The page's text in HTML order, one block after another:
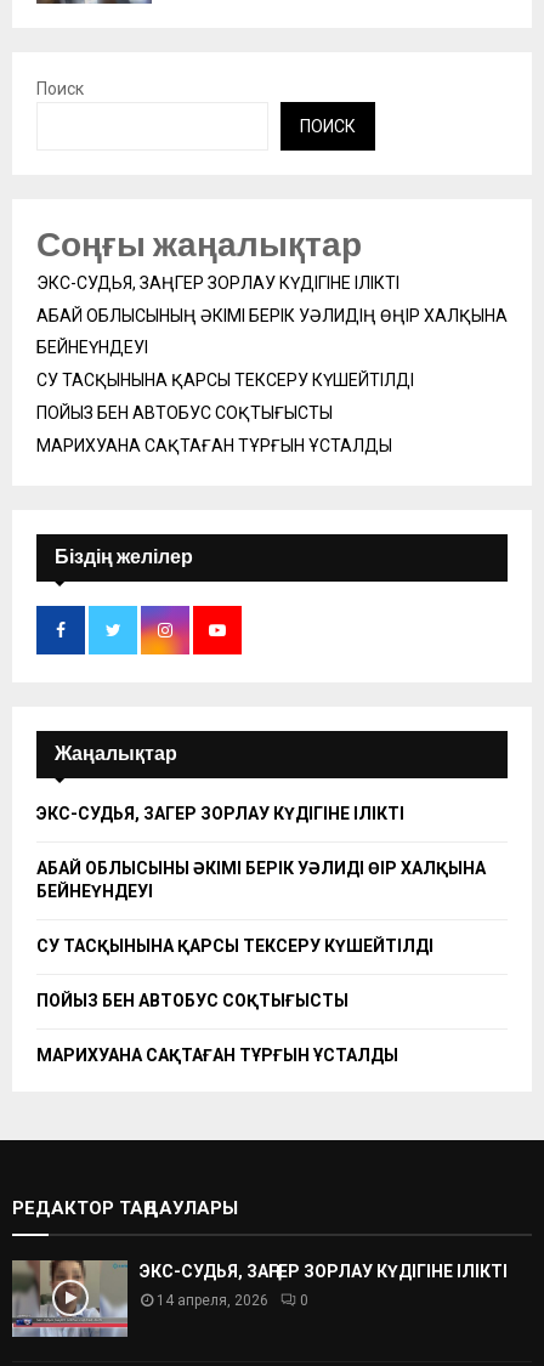
Поиск
ПОИСК
Соңғы жаңалықтар
ЭКС-СУДЬЯ, ЗАҢГЕР ЗОРЛАУ КҮДІГІНЕ ІЛІКТІ
АБАЙ ОБЛЫСЫНЫҢ ӘКІМІ БЕРІК УӘЛИДІҢ ӨҢІР ХАЛҚЫНА
БЕЙНЕҮНДЕУІ
СУ ТАСҚЫНЫНА ҚАРСЫ ТЕКСЕРУ КҮШЕЙТІЛДІ
ПОЙЫЗ БЕН АВТОБУС СОҚТЫҒЫСТЫ
МАРИХУАНА САҚТАҒАН ТҰРҒЫН ҰСТАЛДЫ
Біздің желілер
Жаңалықтар
ЭКС-СУДЬЯ, ЗАҢГЕР ЗОРЛАУ КҮДІГІНЕ ІЛІКТІ
АБАЙ ОБЛЫСЫНЫҢ ӘКІМІ БЕРІК УӘЛИДІҢ ӨҢІР ХАЛҚЫНА
БЕЙНЕҮНДЕУІ
СУ ТАСҚЫНЫНА ҚАРСЫ ТЕКСЕРУ КҮШЕЙТІЛДІ
ПОЙЫЗ БЕН АВТОБУС СОҚТЫҒЫСТЫ
МАРИХУАНА САҚТАҒАН ТҰРҒЫН ҰСТАЛДЫ
РЕДАКТОР ТАҢДАУЛАРЫ
ЭКС-СУДЬЯ, ЗАҢГЕР ЗОРЛАУ КҮДІГІНЕ ІЛІКТІ
14 апреля, 2026 0